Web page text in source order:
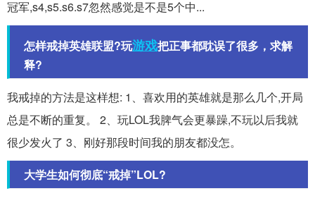
冠军,s4,s5.s6.s7忽然感觉是不是5个中...
怎样戒掉英雄联盟?玩游戏把正事都耽误了很多，求解
释?
我戒掉的方法是这样想: 1、喜欢用的英雄就是那么几个,开局
总是不断的重复。 2、玩LOL我脾气会更暴躁,不玩以后我就
很少发火了 3、刚好那段时间我的朋友都没怎。
大学生如何彻底“戒掉”LOL?